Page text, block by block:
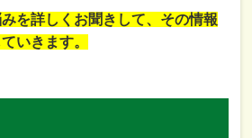
を詳しくお聞きして、その情報
いきます。